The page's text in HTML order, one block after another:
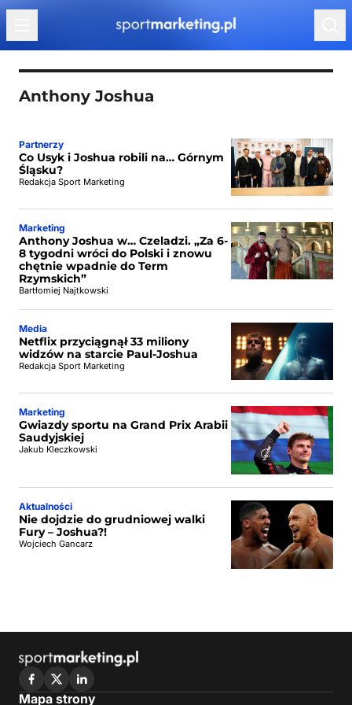
Przejdź do treści
Anthony Joshua
Partnerzy
Co Usyk i Joshua robili na… Górnym
Śląsku?
Redakcja Sport Marketing
Marketing
Anthony Joshua w… Czeladzi. „Za 6-
8 tygodni wróci do Polski i znowu
chętnie wpadnie do Term
Rzymskich”
Bartłomiej Najtkowski
Media
Netflix przyciągnął 33 miliony
widzów na starcie Paul-Joshua
Redakcja Sport Marketing
Marketing
Gwiazdy sportu na Grand Prix Arabii
Saudyjskiej
Jakub Kleczkowski
Aktualności
Nie dojdzie do grudniowej walki
Fury – Joshua?!
Wojciech Gancarz
Mapa strony